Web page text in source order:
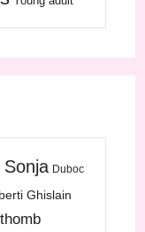
Sonja Duboc
Ghislain